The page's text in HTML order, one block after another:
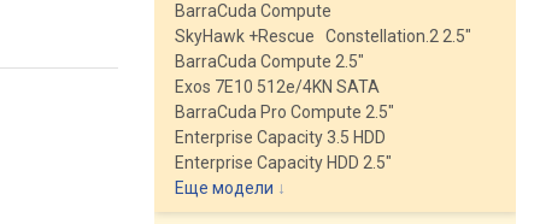
BarraCuda Compute
SkyHawk +Rescue
Constellation.2 2.5"
BarraCuda Compute 2.5"
Exos 7E10 512e/4KN SATA
BarraCuda Pro Compute 2.5"
Enterprise Capacity 3.5 HDD
Enterprise Capacity HDD 2.5"
Еще модели ↓